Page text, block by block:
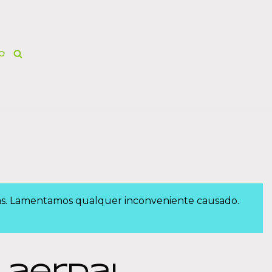
Lamentamos qualquer inconveniente causado.